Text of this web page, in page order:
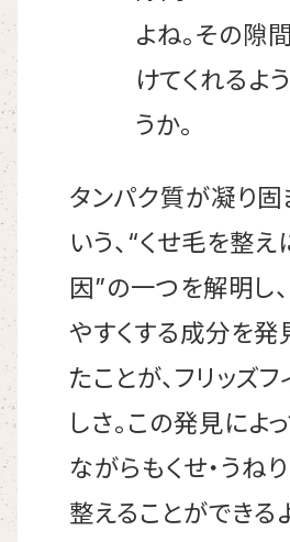
よね。その隙
けてくれるよ
うか。
タンパク質が凝り固
いう、“くせ毛を整え
因”の一つを解明し
やすくする成分を発
たことが、フリッズ
しさ。この発見によ
ながらもくせ・うね
整えることができる